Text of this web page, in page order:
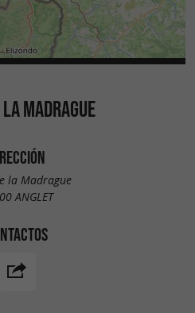
MADRAGUE
la Madrague
ANGLET